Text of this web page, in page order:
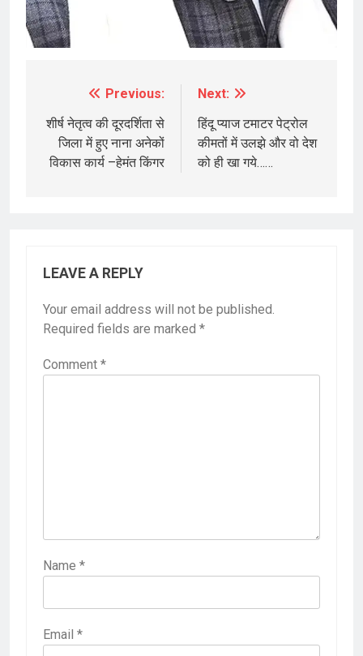
navigation
Previous:
शीर्ष नेतृत्व की दूरदर्शिता से
जिला में हुए नाना अनेकों
विकास कार्य –हेमंत किंगर
Next:
हिंदू प्याज टमाटर पेट्रोल
कीमतों में उलझे और वो देश
को ही खा गये……
LEAVE A REPLY
Your email address will not be published.
Required fields are marked *
Comment *
Name *
Email *